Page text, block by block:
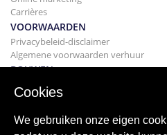
Carrières
VOORWAARDEN
Privacybeleid-disclaimer
Algemene voorwaarden verhuur
BOUWEN
Projecten
Uw huis kopen
Cookies
We gebruiken onze eigen